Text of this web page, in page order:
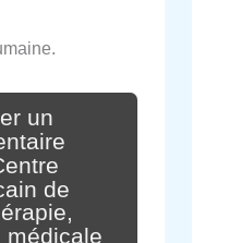
un
de
médicale